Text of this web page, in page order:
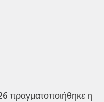
πραγματοποιήθηκε η